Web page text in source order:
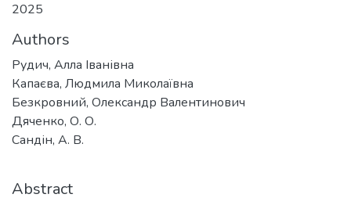
2025
Authors
Рудич, Алла Іванівна
Капаєва, Людмила Миколаївна
Безкровний, Олександр Валентинович
Дяченко, О. О.
Сандін, А. В.
Abstract